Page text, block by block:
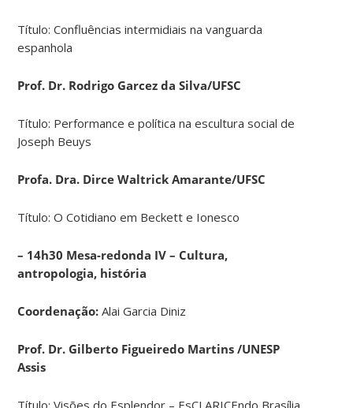
Título: Confluências intermidiais na vanguarda
espanhola
Prof. Dr. Rodrigo Garcez da Silva/UFSC
Título: Performance e política na escultura social de
Joseph Beuys
Profa. Dra. Dirce Waltrick Amarante/UFSC
Título: O Cotidiano em Beckett e Ionesco
– 14h30 Mesa-redonda IV – Cultura,
antropologia, história
Coordenação:Alai Garcia Diniz
Prof. Dr. Gilberto Figueiredo Martins /UNESP
Assis
Título: Visões do Esplendor – EsCLARICEndo Brasília